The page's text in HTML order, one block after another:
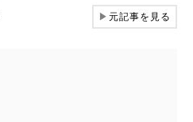
▶元記事を見る